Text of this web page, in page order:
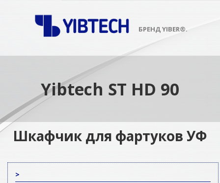
БРЕНД YIBER®.
Yibtech ST HD 90
Шкафчик для фартуков УФ
>